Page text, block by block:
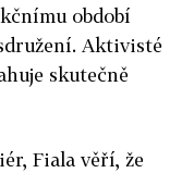
období
Aktivisté
skutečně
Fiala věří, že